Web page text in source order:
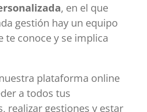
, en el que
gestión hay un equipo
te conoce y se implica
plataforma online
a todos tus
realizar gestiones y estar